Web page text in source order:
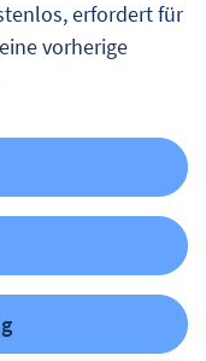
erfordert für
vorherige